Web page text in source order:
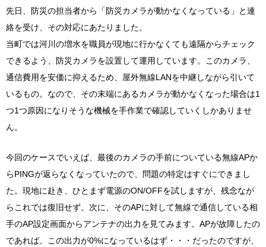
先日、防災の担当者から「防災カメラが動かなくなっている」と連
絡を受け、その対応にあたりました。
当町では河川の増水を職員が現地に行かなくても遠隔からチェック
できるよう、防災カメラを設置して運用しています。このカメラ、
通信費用を安価に抑えるため、屋外無線LANを中継しながら引いて
いるもの。なので、その末端にあるカメラが動かなくなった場合は1
つ1つ原因になりそうな機械を手作業で確認していくしかありませ
ん。
今回のケースでいえば、最後のカメラの手前についている無線APか
らPINGが返らなくなっていたので、問題の特定はすぐにできまし
た。現地に赴き、ひとまず電源のON/OFFを試しますが、残念なが
らこれでは復旧せず。次に、そのAPに対して無線で通信している相
手のAP設定画面からアンテナの出力を見てみます。APが故障したの
であれば、この出力が0%になっているはず・・・だったのですが、